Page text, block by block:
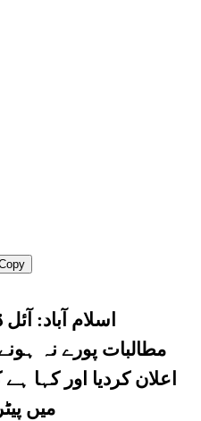
اسلام آباد:
مطالبات پورے نہ
اعلان کردیا اور کہا
میں